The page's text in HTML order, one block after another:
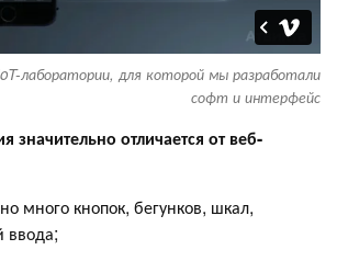
лаборатории, для которой мы разработали
софт и интерфейс
значительно отличается от веб-
много кнопок, бегунков, шкал,
ввода;